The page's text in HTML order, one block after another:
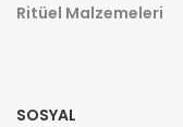
Ritüel Malzemeleri
SOSYAL